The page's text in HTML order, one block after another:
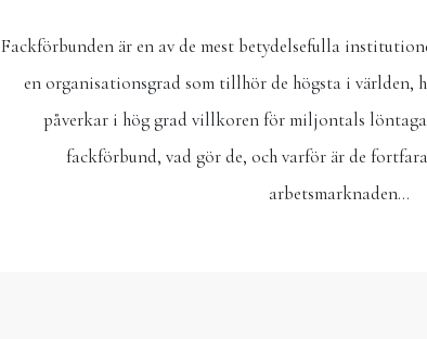
Fackförbunden är en av de mest betydelsefulla
en organisationsgrad som tillhör de högsta i världen,
påverkar i hög grad villkoren för miljontals
fackförbund, vad gör de, och varför är de
arbetsmarknaden…